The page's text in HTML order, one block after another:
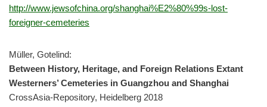
http://www.jewsofchina.org/shanghai%E2%80%99s-lost-
foreigner-cemeteries
Müller, Gotelind:
Between History, Heritage, and Foreign Relations Extant
Westerners’ Cemeteries in Guangzhou and Shanghai
CrossAsia-Repository, Heidelberg 2018